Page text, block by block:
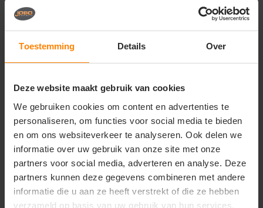
Toestemming Details Over
Deze website maakt gebruik van cookies
We gebruiken cookies om content en advertenties te
personaliseren, om functies voor social media te bieden
en om ons websiteverkeer te analyseren. Ook delen we
informatie over uw gebruik van onze site met onze
partners voor social media, adverteren en analyse. Deze
partners kunnen deze gegevens combineren met andere
informatie die u aan ze heeft verstrekt of die ze hebben
verzameld op basis van uw gebruik van hun services.
Uniforme teamkleding, scholingsprojecten en
Professionals die behoefte hebben aan een
borduren
Materiaal:
Hoogwaardig, sterk en duurzaam
Eigenschappen:Extreem lichtgewicht en flexibel
ontwerp voor optimaal comfort
Design: Eigentijdse en strakke look met
kwalitatieve, soepele ritssluitingen